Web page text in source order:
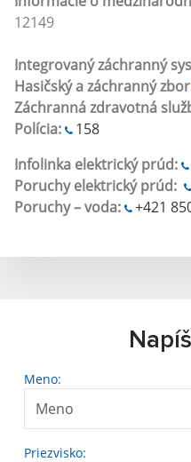
12149
Integrovaný záchranný
Hasičský a záchranný
Záchranná zdravotná
Polícia:
158
Infolinka elektrický prúd:
Poruchy elektrický prúd:
Poruchy – voda:
+421
Meno:
Priezvisko: